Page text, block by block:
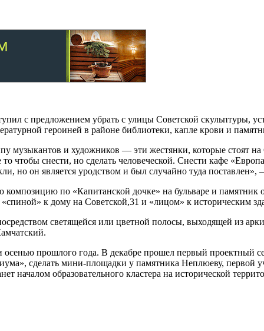
с предложением убрать с улицы Советской скульптуры,
героиней в районе библиотеки, капле крови и
музыкантов и художников — эти жестянки, которые стоят
чтобы снести, но сделать человеческой. Снести кафе
но он является уродством и был случайно туда поставлен»,
по «Капитанской дочке» на бульваре и
к дому на Советской,31 и «лицом» к историческим
светящейся или цветной полосы, выходящей из
прошлого года. В декабре прошел первый проектный
сделать мини-площадки у памятника Неплюеву, первой
началом образовательного кластера на исторической